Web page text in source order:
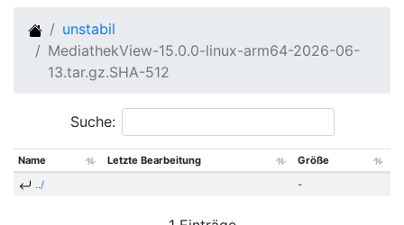
unstabil
MediathekView-15.0.0-linux-arm64-2026-06-
13.tar.gz.SHA-512
Suche:
Name Letzte Bearbeitung
Größe
../
-